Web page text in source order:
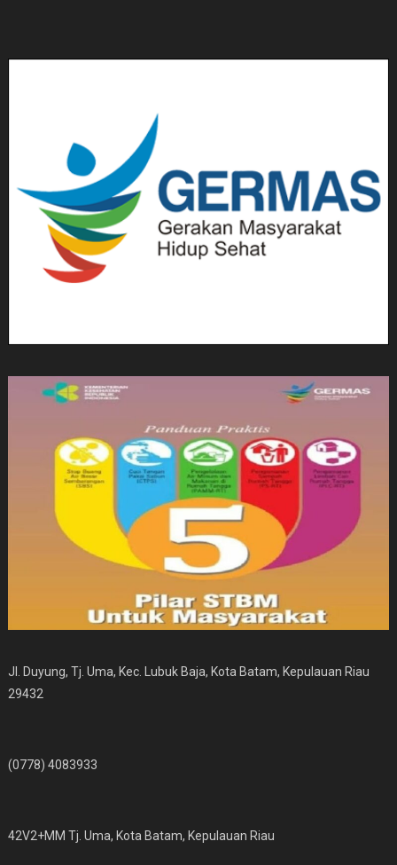
Jl. Duyung, Tj. Uma, Kec. Lubuk Baja, Kota Batam, Kepulauan Riau
29432
(0778) 4083933
42V2+MM Tj. Uma, Kota Batam, Kepulauan Riau